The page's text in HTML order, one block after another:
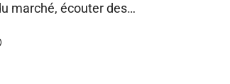
marché, écouter des…